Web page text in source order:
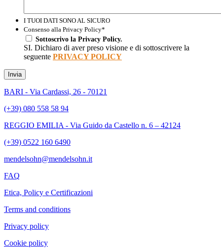
I TUOI DATI SONO AL SICURO
Consenso alla Privacy Policy*
Sottoscrivo la Privacy Policy.
SI. Dichiaro di aver preso visione e di sottoscrivere la
seguente PRIVACY POLICY
Invia
BARI - Via Cardassi, 26 - 70121
(+39) 080 558 58 94
REGGIO EMILIA - Via Guido da Castello n. 6 – 42124
(+39) 0522 160 6490
mendelsohn@mendelsohn.it
FAQ
Etica, Policy e Certificazioni
Terms and conditions
Privacy policy
Cookie policy